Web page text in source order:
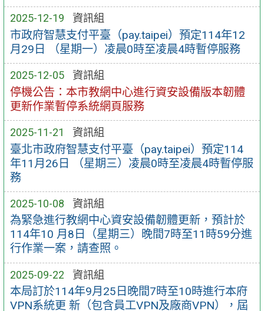
2025-12-19 資訊組
市政府智慧支付平臺（pay.taipei）預定114年12
月29日 （星期一）凌晨0時至凌晨4時暫停服務
2025-12-05 資訊組
停機公告：本市教網中心進行資安設備版本韌體
更新作業暫停系統網頁服務
2025-11-21 資訊組
臺北市政府智慧支付平臺（pay.taipei）預定114
年11月26日 （星期三）凌晨0時至凌晨4時暫停服
務
2025-10-08 資訊組
為緊急進行教網中心資安設備韌體更新，預計於
114年10 月8日（星期三）晚間7時至11時59分進
行作業一案，請查照。
2025-09-22 資訊組
本局訂於114年9月25日晚間7時至10時進行本府
VPN系統更 新（包含員工VPN及廠商VPN），屆